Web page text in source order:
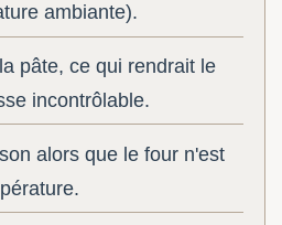
ambiante).
pâte, ce qui rendrait le
incontrôlable.
alors que le four n'est